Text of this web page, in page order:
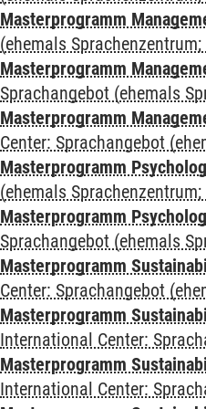
Masterprogramm
(ehemals Sprachenzentrum;
Masterprogramm
Sprachangebot (ehemals
Masterprogramm
Center: Sprachangebot
Masterprogramm
(ehemals Sprachenzentrum;
Masterprogramm
Sprachangebot (ehemals
Masterprogramm
Center: Sprachangebot
Masterprogramm
International Center:
Masterprogramm
International Center: